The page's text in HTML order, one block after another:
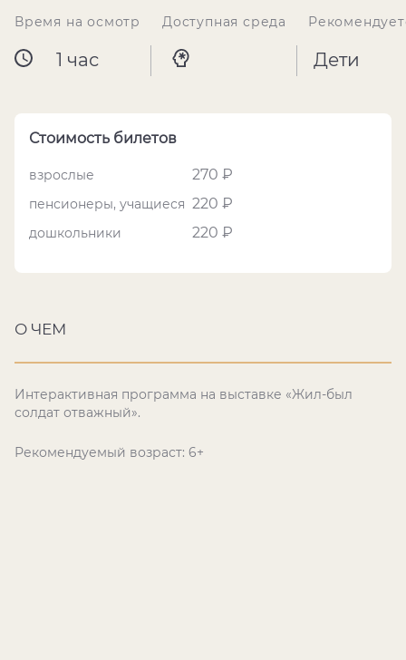
Время на осмотр
1 час
Доступная среда
Дети
Стоимость билетов
взрослые 270 ₽
пенсионеры, учащиеся 220 ₽
дошкольники 220 ₽
О ЧЕМ
Интерактивная программа на выставке «Жил-был
солдат отважный».
Рекомендуемый возраст: 6+